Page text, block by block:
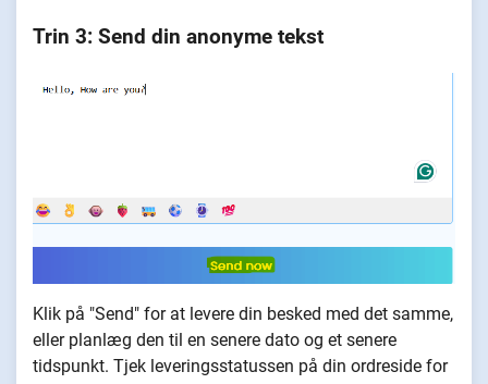
Trin 3: Send din anonyme tekst
Klik på "Send" for at levere din besked med det samme,
eller planlæg den til en senere dato og et senere
tidspunkt. Tjek leveringsstatussen på din ordreside for